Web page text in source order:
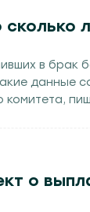
сколько
в брак
данные
комитета,
о